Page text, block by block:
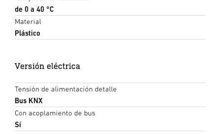
de 0 a 40 °C
Material
Plástico
Versión eléctrica
Tensión de alimentación detalle
Bus KNX
Con acoplamiento de bus
Sí